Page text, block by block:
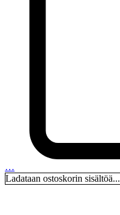
…
Ladataan ostoskorin sisältöä...